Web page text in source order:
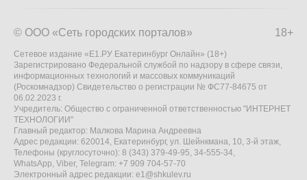
18+
© ООО «Сеть городских порталов»
Сетевое издание «Е1.РУ Екатеринбург Онлайн» (18+)
Зарегистрировано Федеральной службой по надзору в сфере связи,
информационных технологий и массовых коммуникаций
(Роскомнадзор) Свидетельство о регистрации № ФС77-84675 от
06.02.2023 г.
Учредитель: Общество с ограниченной ответственностью "ИНТЕРНЕТ
ТЕХНОЛОГИИ"
Главный редактор: Малкова Марина Андреевна
Адрес редакции: 620014, Екатеринбург, ул. Шейнкмана, 10, 3-й этаж,
Телефоны (круглосуточно): 8 (343) 379-49-95, 34-555-34,
WhatsApp, Viber, Telegram: +7 909 704-57-70
Электронный адрес редакции: e1@shkulev.ru